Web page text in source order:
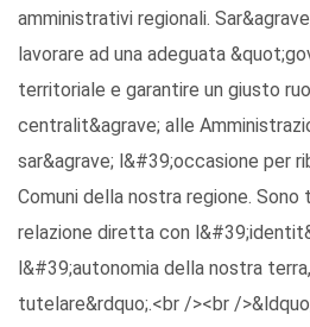
amministrativi regionali.
lavorare ad una adeguata
territoriale e garantire un giusto
centralit&agrave; alle
sar&agrave; l&#39;occasione per
Comuni della nostra regione.
relazione diretta con
l&#39;autonomia della nostra
tutelare&rdquo;.<br /><br /